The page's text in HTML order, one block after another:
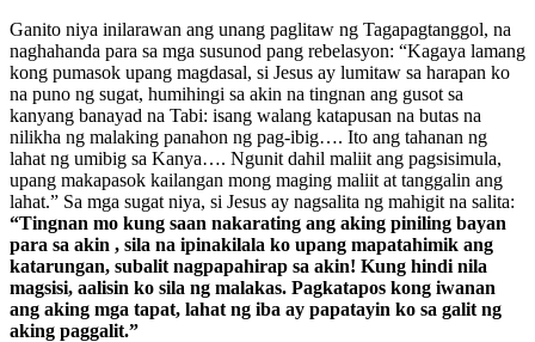
Ganito niya inilarawan ang unang paglitaw ng Tagapagtanggol, na
naghahanda para sa mga susunod pang rebelasyon: “Kagaya lamang
kong pumasok upang magdasal, si Jesus ay lumitaw sa harapan ko
na puno ng sugat, humihingi sa akin na tingnan ang gusot sa
kanyang banayad na Tabi: isang walang katapusan na butas na
nilikha ng malaking panahon ng pag-ibig…. Ito ang tahanan ng
lahat ng umibig sa Kanya…. Ngunit dahil maliit ang pagsisimula,
upang makapasok kailangan mong maging maliit at tanggalin ang
lahat.” Sa mga sugat niya, si Jesus ay nagsalita ng mahigit na salita:
“Tingnan mo kung saan nakarating ang aking piniling bayan
para sa akin , sila na ipinakilala ko upang mapatahimik ang
katarungan, subalit nagpapahirap sa akin! Kung hindi nila
magsisi, aalisin ko sila ng malakas. Pagkatapos kong iwanan
ang aking mga tapat, lahat ng iba ay papatayin ko sa galit ng
aking paggalit.”